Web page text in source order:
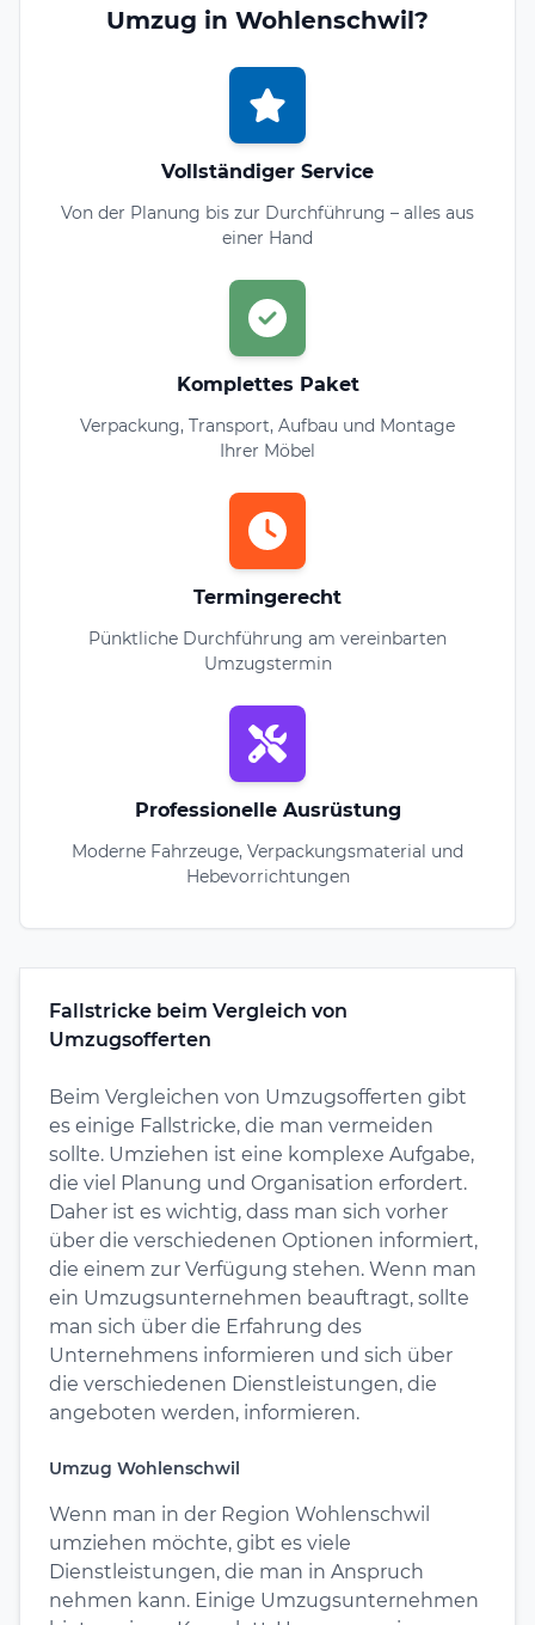
Umzug in Wohlenschwil?
Vollständiger Service
Von der Planung bis zur Durchführung – alles aus
einer Hand
Komplettes Paket
Verpackung, Transport, Aufbau und Montage
Ihrer Möbel
Termingerecht
Pünktliche Durchführung am vereinbarten
Umzugstermin
Professionelle Ausrüstung
Moderne Fahrzeuge, Verpackungsmaterial und
Hebevorrichtungen
Fallstricke beim Vergleich von
Umzugsofferten
Beim Vergleichen von Umzugsofferten gibt
es einige Fallstricke, die man vermeiden
sollte. Umziehen ist eine komplexe Aufgabe,
die viel Planung und Organisation erfordert.
Daher ist es wichtig, dass man sich vorher
über die verschiedenen Optionen informiert,
die einem zur Verfügung stehen. Wenn man
ein Umzugsunternehmen beauftragt, sollte
man sich über die Erfahrung des
Unternehmens informieren und sich über
die verschiedenen Dienstleistungen, die
angeboten werden, informieren.
Umzug Wohlenschwil
Wenn man in der Region Wohlenschwil
umziehen möchte, gibt es viele
Dienstleistungen, die man in Anspruch
nehmen kann. Einige Umzugsunternehmen